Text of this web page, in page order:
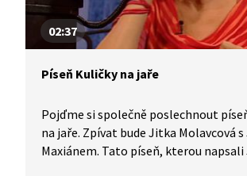
02:37
Píseň Kuličky na jaře
Pojďme si společně poslechnout
na jaře. Zpívat bude Jitka Molavcová
Maxiánem. Tato píseň, kterou napsali